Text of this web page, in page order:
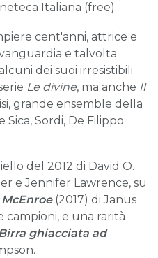
Italiana (free).
cent'anni, attrice e
e talvolta
dei suoi irresistibili
Le divine, ma anche Il
grande ensemble della
Sica, Sordi, De Filippo
del 2012 di David O.
e Jennifer Lawrence, su
(2017) di Janus
campioni, e una rarità
ghiacciata ad